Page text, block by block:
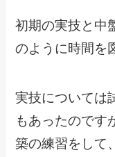
初期の実技と中
のように時間を
実技については
もあったのです
築の練習をして